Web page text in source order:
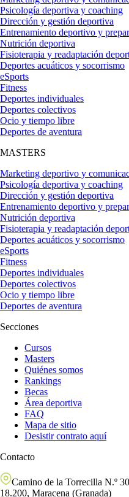
Psicología deportiva y coaching
Dirección y gestión deportiva
Entrenamiento deportivo y
Nutrición deportiva
Fisioterapia y readaptación
Deportes acuáticos y socorrismo
eSports
Fitness
Deportes individuales
Deportes colectivos
Ocio y tiempo libre
Deportes de aventura
MASTERS
Marketing deportivo y
Psicología deportiva y coaching
Dirección y gestión deportiva
Entrenamiento deportivo y
Nutrición deportiva
Fisioterapia y readaptación
Deportes acuáticos y socorrismo
eSports
Fitness
Deportes individuales
Deportes colectivos
Ocio y tiempo libre
Deportes de aventura
Secciones
Cursos
Masters
Quiénes somos
Rankings
Becas
Área deportiva
FAQ
Mapa de sitio
Desistir contrato aquí
Contacto
Camino de la Torrecilla N.º
18.200, Maracena (Granada)